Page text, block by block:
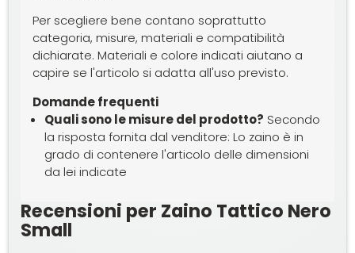
Per scegliere bene contano soprattutto
categoria, misure, materiali e compatibilità
dichiarate. Materiali e colore indicati aiutano a
capire se l'articolo si adatta all'uso previsto.
Domande frequenti
Quali sono le misure del prodotto? Secondo
la risposta fornita dal venditore: Lo zaino è in
grado di contenere l'articolo delle dimensioni
da lei indicate
Recensioni per Zaino Tattico Nero
Small